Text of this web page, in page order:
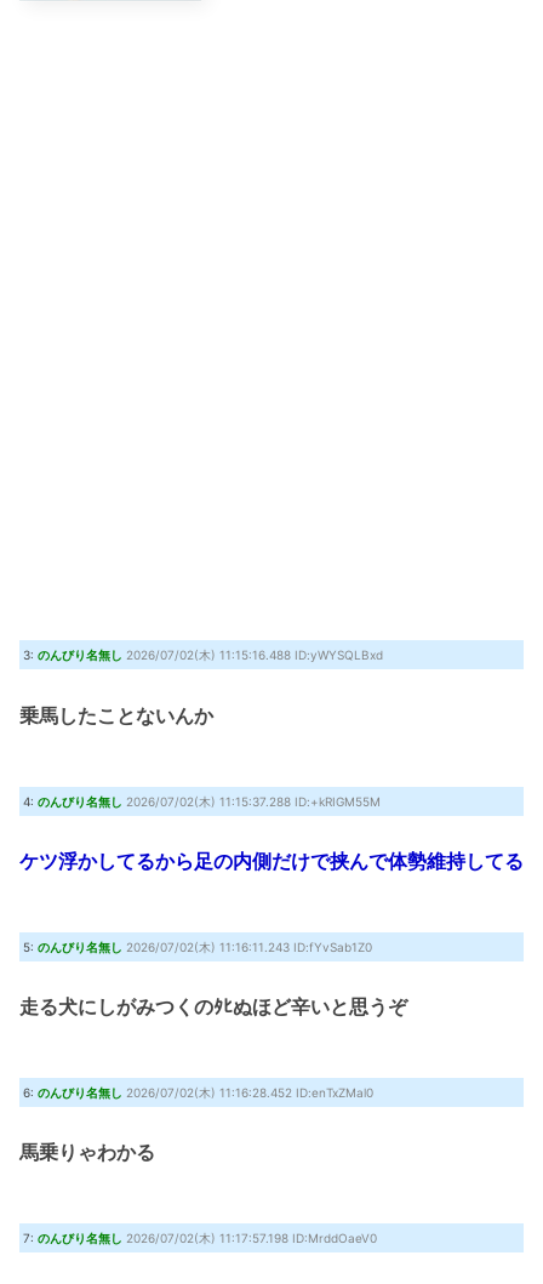
3: のんびり名無し 2026/07/02(木) 11:15:16.488 ID:yWYSQLBxd
乗馬したことないんか
4: のんびり名無し 2026/07/02(木) 11:15:37.288 ID:+kRIGM55M
ケツ浮かしてるから足の内側だけで挟んで体勢維持してる
5: のんびり名無し 2026/07/02(木) 11:16:11.243 ID:fYvSab1Z0
走る犬にしがみつくのﾀﾋぬほど辛いと思うぞ
6: のんびり名無し 2026/07/02(木) 11:16:28.452 ID:enTxZMal0
馬乗りゃわかる
7: のんびり名無し 2026/07/02(木) 11:17:57.198 ID:MrddOaeV0